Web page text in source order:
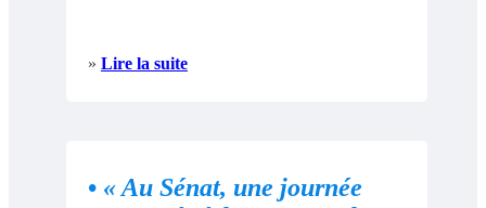
» Lire la suite
• « Au Sénat, une journée